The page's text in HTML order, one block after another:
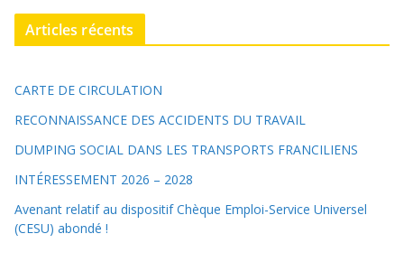
Articles récents
CARTE DE CIRCULATION
RECONNAISSANCE DES ACCIDENTS DU TRAVAIL
DUMPING SOCIAL DANS LES TRANSPORTS FRANCILIENS
INTÉRESSEMENT 2026 – 2028
Avenant relatif au dispositif Chèque Emploi-Service Universel
(CESU) abondé !